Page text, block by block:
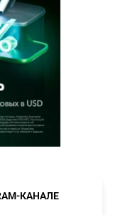
КАНАЛЕ